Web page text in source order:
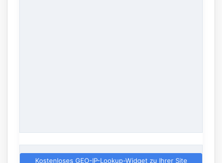
Kostenloses GEO-IP-Lookup-Widget zu Ihrer Site